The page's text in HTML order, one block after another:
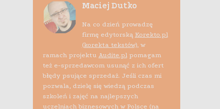
Maciej Dutko
Na co dzień prowadzę
firmę edytorską Korekto.pl
(korekta tekstów), w
ramach projektu Audite.plpomagam
też e-sprzedawcom usunąć z ich ofert
błędy psujące sprzedaż. Jeśli czas mi
pozwala, dzielę się wiedzą podczas
szkoleń i zajęć na najlepszych
uczelniach biznesowych w Polsce (na